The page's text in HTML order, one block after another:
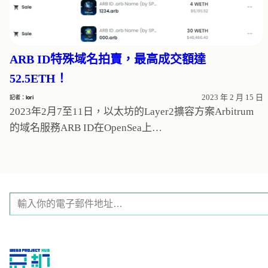
ARB ID特殊域名拍賣，最高成交額達
52.5ETH！
記者： lori 2023 年 2 月 15 日
2023年2月7至11日，以太坊的Layer2擴容方案Arbitrum
的域名服務ARB ID在OpenSea上…
輸
入
的